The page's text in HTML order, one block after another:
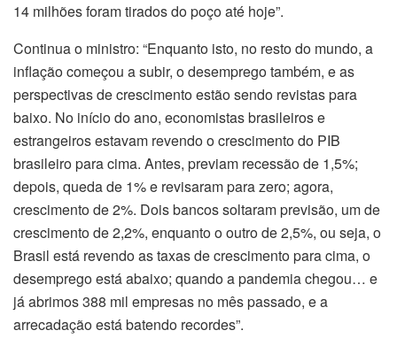
14 milhões foram tirados do poço até hoje”.
Continua o ministro: “Enquanto isto, no resto do mundo, a
inflação começou a subir, o desemprego também, e as
perspectivas de crescimento estão sendo revistas para
baixo. No início do ano, economistas brasileiros e
estrangeiros estavam revendo o crescimento do PIB
brasileiro para cima. Antes, previam recessão de 1,5%;
depois, queda de 1% e revisaram para zero; agora,
crescimento de 2%. Dois bancos soltaram previsão, um de
crescimento de 2,2%, enquanto o outro de 2,5%, ou seja, o
Brasil está revendo as taxas de crescimento para cima, o
desemprego está abaixo; quando a pandemia chegou… e
já abrimos 388 mil empresas no mês passado, e a
arrecadação está batendo recordes”.